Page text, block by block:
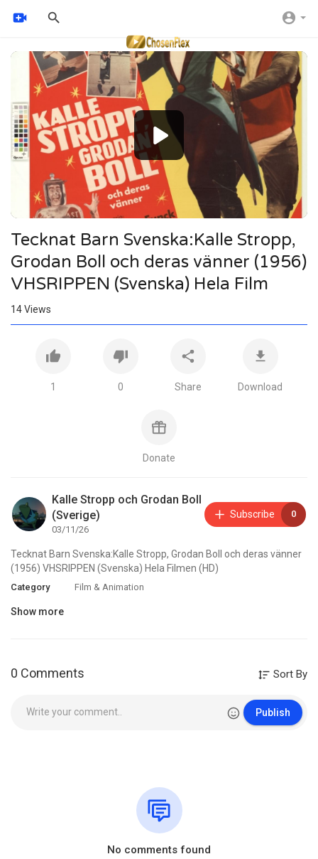
Video
Player
240p
Tecknat Barn Svenska:Kalle Stropp,
Grodan Boll och deras vänner (1956)
VHSRIPPEN (Svenska) Hela Film
14Views
1 0 Share Download
Donate
Kalle Stropp och Grodan Boll
(Sverige)
03/11/26
Subscribe 0
⁣Tecknat Barn Svenska:Kalle Stropp, Grodan Boll och deras vänner
(1956) VHSRIPPEN (Svenska) Hela Filmen (HD)
Category Film & Animation
Show more
0 Comments Sort By
Publish
No comments found